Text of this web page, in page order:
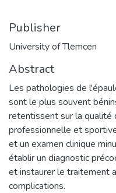
Publisher
University of Tlemcen
Abstract
Les pathologies de
sont le plus souvent
retentissent sur la qualité
professionnelle et
et un examen clinique
établir un diagnostic
et instaurer le traitement
complications.